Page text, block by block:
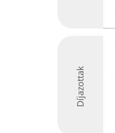
Díjazottak